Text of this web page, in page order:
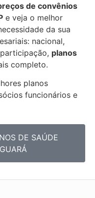
de convênios
e veja o melhor
da sua
nacional,
planos
completo.
planos
funcionários e
DE SAÚDE